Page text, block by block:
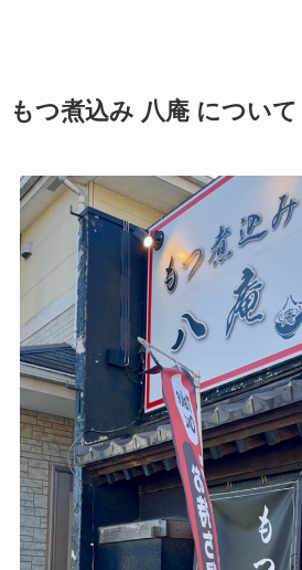
もつ煮込み 八庵 について